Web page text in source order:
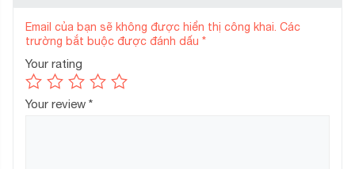
Email của bạn sẽ không được hiển thị công khai. Các
trường bắt buộc được đánh dấu *
Your rating
Your review *